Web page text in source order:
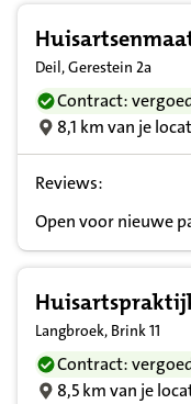
Deil, Gerestein 2a
Contract:
8,1 km van je
Reviews:
Open voor nieuwe
Langbroek, Brink 11
Contract:
8,5 km van je